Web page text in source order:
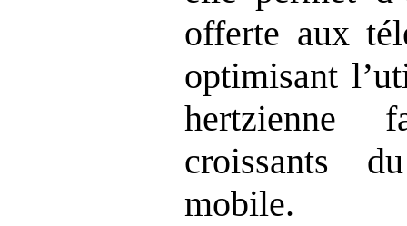
offerte aux
optimisant
hertzienne
croissants
mobile.